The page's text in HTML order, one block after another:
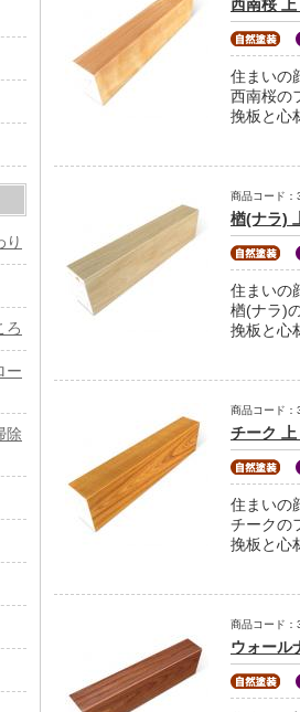
西南桜
住まいの
西南桜の
挽板と心
商品コード
楢(ナラ)
住まいの
楢(ナラ)
挽板と心
商品コード
チーク
住まいの
チークの
挽板と心
商品コード
ウォール
り
ろ
ー
除